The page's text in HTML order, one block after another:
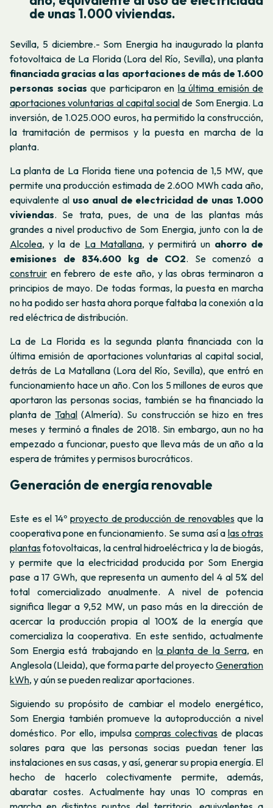
de unas 1.000 viviendas.
Sevilla, 5 diciembre.- Som Energia ha inaugurado la planta
fotovoltaica de La Florida (Lora del Río, Sevilla), una planta
financiada gracias a las aportaciones de más de 1.600
personas socias que participaron en la última emisión de
aportaciones voluntarias al capital socialde Som Energia. La
inversión, de 1.025.000 euros, ha permitido la construcción,
la tramitación de permisos y la puesta en marcha de la
planta.
La planta de La Florida tiene una potencia de 1,5 MW, que
permite una producción estimada de 2.600 MWh cada año,
equivalente al uso anual de electricidad de unas 1.000
viviendas. Se trata, pues, de una de las plantas más
grandes a nivel productivo de Som Energia, junto con la de
Alcolea, y la de La Matallana, y permitirá un ahorro de
emisiones de 834.600 kg de CO2. Se comenzó a
construir en febrero de este año, y las obras terminaron a
principios de mayo. De todas formas, la puesta en marcha
no ha podido ser hasta ahora porque faltaba la conexión a la
red eléctrica de distribución.
La de La Florida es la segunda planta financiada con la
última emisión de aportaciones voluntarias al capital social,
detrás de La Matallana (Lora del Río, Sevilla), que entró en
funcionamiento hace un año. Con los 5 millones de euros que
aportaron las personas socias, también se ha financiado la
planta de Tahal (Almería). Su construcción se hizo en tres
meses y terminó a finales de 2018. Sin embargo, aun no ha
empezado a funcionar, puesto que lleva más de un año a la
espera de trámites y permisos burocráticos.
Generación de energía renovable
Este es el 14º proyecto de producción de renovablesque la
cooperativa pone en funcionamiento. Se suma así a las otras
plantasfotovoltaicas, la central hidroeléctrica y la de biogás,
y permite que la electricidad producida por Som Energia
pase a 17 GWh, que representa un aumento del 4 al 5% del
total comercializado anualmente. A nivel de potencia
significa llegar a 9,52 MW, un paso más en la dirección de
acercar la producción propia al 100% de la energía que
comercializa la cooperativa. En este sentido, actualmente
Som Energia está trabajando en la planta de la Serra, en
Anglesola (Lleida), que forma parte del proyecto Generation
kWh, y aún se pueden realizar aportaciones.
Siguiendo su propósito de cambiar el modelo energético,
Som Energia también promueve la autoproducción a nivel
doméstico. Por ello, impulsacompras colectivas de placas
solares para que las personas socias puedan tener las
instalaciones en sus casas, y así, generar su propia energía. El
hecho de hacerlo colectivamente permite, además,
abaratar costes. Actualmente hay unas 10 compras en